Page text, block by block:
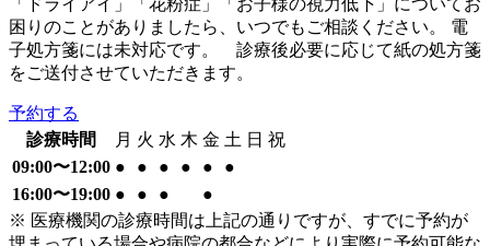
困りのことがありましたら、いつでもご相談ください。 電
子処方箋には未対応です。 診療後必要に応じて紙の処方箋
をご送付させていただきます。
予約する
診療時間
月 火 水 木 金 土 日 祝
09:00〜12:00 ● ● ● ● ●
●
16:00〜19:00 ● ● ●
●
※ 医療機関の診療時間は上記の通りですが、すでに予約が